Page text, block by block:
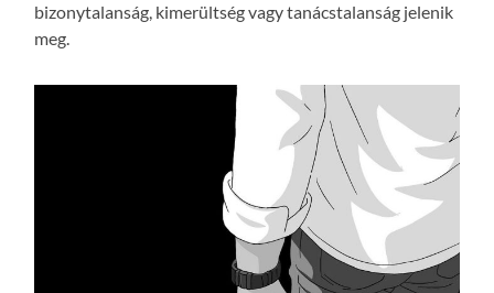
bizonytalanság, kimerültség vagy tanácstalanság jelenik
meg.